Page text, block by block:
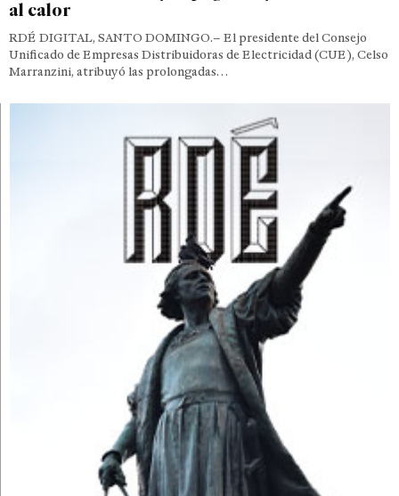
al calor
RDÉ DIGITAL, SANTO DOMINGO.– El presidente del Consejo
Unificado de Empresas Distribuidoras de Electricidad (CUE), Celso
Marranzini, atribuyó las prolongadas…